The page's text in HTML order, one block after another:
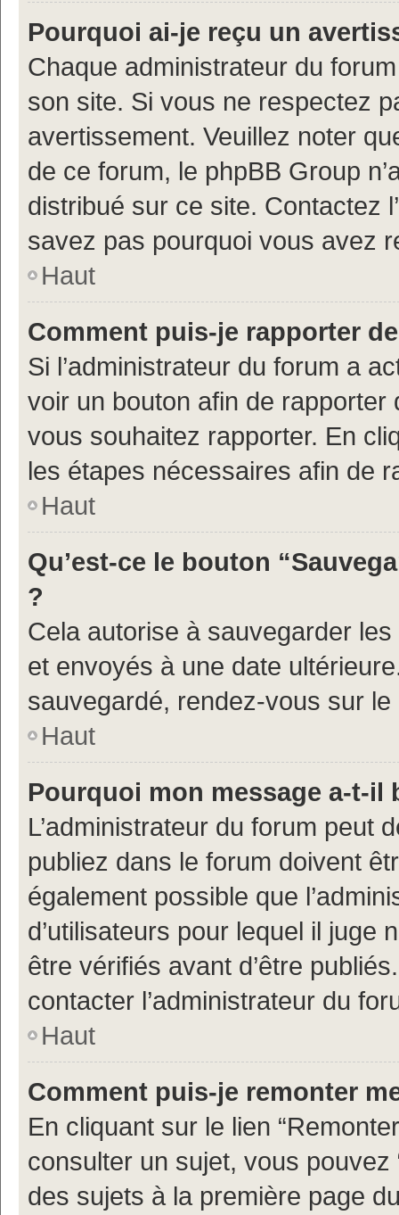
Pourquoi ai-je reçu un
Chaque administrateur du
son site. Si vous ne respectez
avertissement. Veuillez noter
de ce forum, le phpBB Group
distribué sur ce site. Contactez
savez pas pourquoi vous avez
Haut
Comment puis-je rapporter
Si l’administrateur du forum a
voir un bouton afin de
vous souhaitez rapporter. En
les étapes nécessaires afin de
Haut
Qu’est-ce le bouton
?
Cela autorise à sauvegarder
et envoyés à une date
sauvegardé, rendez-vous sur le
Haut
Pourquoi mon message a-t-il
L’administrateur du forum peut
publiez dans le forum doivent
également possible que
d’utilisateurs pour lequel il juge
être vérifiés avant d’être
contacter l’administrateur du
Haut
Comment puis-je remonter
En cliquant sur le lien
consulter un sujet, vous pouvez
des sujets à la première page